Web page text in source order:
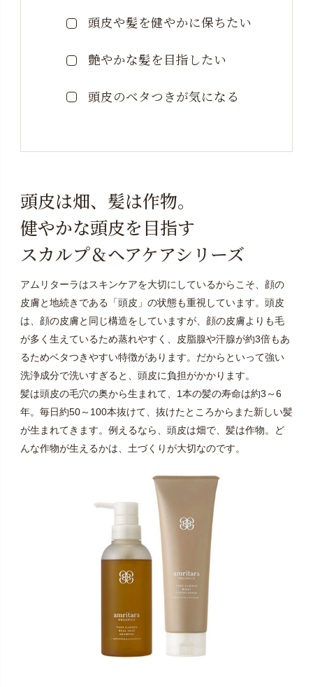
頭皮や髪を健やかに保ちたい
艶やかな髪を目指したい
頭皮のベタつきが気になる
頭皮は畑、髪は作物。
健やかな頭皮を目指す
スカルプ＆ヘアケアシリーズ
アムリターラはスキンケアを大切にしているからこそ、顔の
皮膚と地続きである「頭皮」の状態も重視しています。頭皮
は、顔の皮膚と同じ構造をしていますが、顔の皮膚よりも毛
が多く生えているため蒸れやすく、皮脂腺や汗腺が約3倍もあ
るためベタつきやすい特徴があります。だからといって強い
洗浄成分で洗いすぎると、頭皮に負担がかかります。
髪は頭皮の毛穴の奥から生まれて、1本の髪の寿命は約3～6
年。毎日約50～100本抜けて、抜けたところからまた新しい髪
が生まれてきます。例えるなら、頭皮は畑で、髪は作物。ど
んな作物が生えるかは、土づくりが大切なのです。